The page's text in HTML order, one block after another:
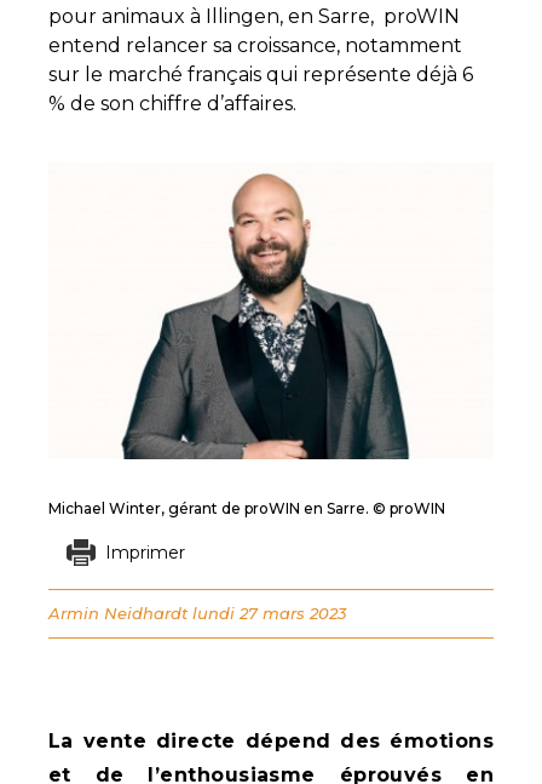
pour animaux à Illingen, en Sarre, proWIN
entend relancer sa croissance, notamment
sur le marché français qui représente déjà 6
% de son chiffre d’affaires.
La vente directe dépend des émotions
et de l’enthousiasme éprouvés en
Michael Winter, gérant de proWIN en Sarre. © proWIN
Imprimer
Armin Neidhardt lundi 27 mars 2023